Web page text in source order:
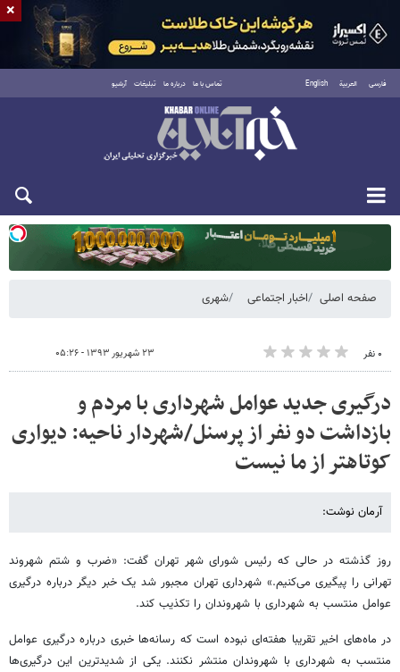
فارسی العربية English تماس با ما درباره ما تبلیغات آرشیو
یکشنبه ۱۸ مرداد ۱۴۰۵
صفحه اصلی اخبار اجتماعی شهری
۰ نفر ۲۳ شهریور ۱۳۹۳ - ۰۵:۲۶
درگیری جدید عوامل شهرداری با مردم و
بازداشت دو نفر از پرسنل/شهردار ناحیه: دیواری
کوتاهتر از ما نیست
آرمان نوشت:
روز گذشته در حالی که رئیس شورای شهر تهران گفت: «ضرب و شتم شهروند
تهرانی را پیگیری می‌کنیم.» شهرداری تهران مجبور شد یک خبر دیگر درباره درگیری
عوامل منتسب به شهرداری با شهروندان را تکذیب کند.
در ماه‌های اخیر تقریبا هفته‌ای نبوده است که رسانه‌ها خبری درباره درگیری عوامل
منتسب به شهرداری با شهروندان منتشر نکنند. یکی از شدیدترین این درگیری‌ها
×